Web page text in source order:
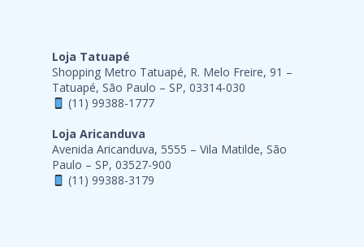
Loja Tatuapé
Shopping Metro Tatuapé, R. Melo Freire, 91 –
Tatuapé, São Paulo – SP, 03314-030
(11) 99388-1777
Loja Aricanduva
Avenida Aricanduva, 5555 – Vila Matilde, São
Paulo – SP, 03527-900
(11) 99388-3179